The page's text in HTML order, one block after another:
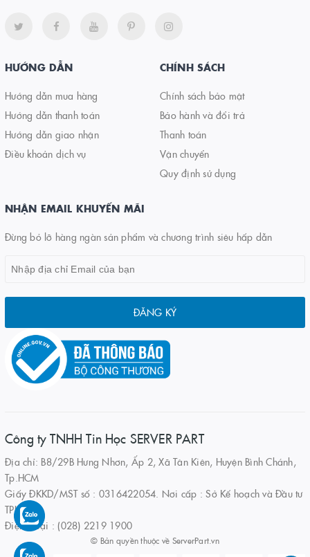
HƯỚNG DẪN
Hướng dẫn mua hàng
Hướng dẫn thanh toán
Hướng dẫn giao nhận
Điều khoản dịch vụ
CHÍNH SÁCH
Chính sách bảo mật
Bảo hành và đổi trả
Thanh toán
Vận chuyển
Quy định sử dụng
NHẬN EMAIL KHUYẾN MÃI
Đừng bỏ lỡ hàng ngàn sản phẩm và chương trình siêu hấp dẫn
ĐĂNG KÝ
Công ty TNHH Tin Học SERVER PART
Địa chỉ: B8/29B Hưng Nhơn, Ấp 2, Xã Tân Kiên, Huyện Bình Chánh,
Tp.HCM
Giấy ĐKKD/MST số : 0316422054. Nơi cấp : Sở Kế hoạch và Đầu tư
TPHCM
Điện thoại : (028) 2219 1900
© Bản quyền thuộc về ServerPart.vn